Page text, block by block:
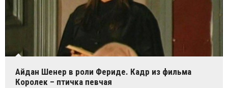
Айдан Шенер в роли Фериде. Кадр из фильма
Королек – птичка певчая